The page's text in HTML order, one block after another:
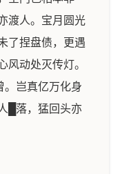
渡人。宝月圆光
了捏盘债，更遇
风动处灭传灯。
。岂真亿万化身
█落，猛回头亦